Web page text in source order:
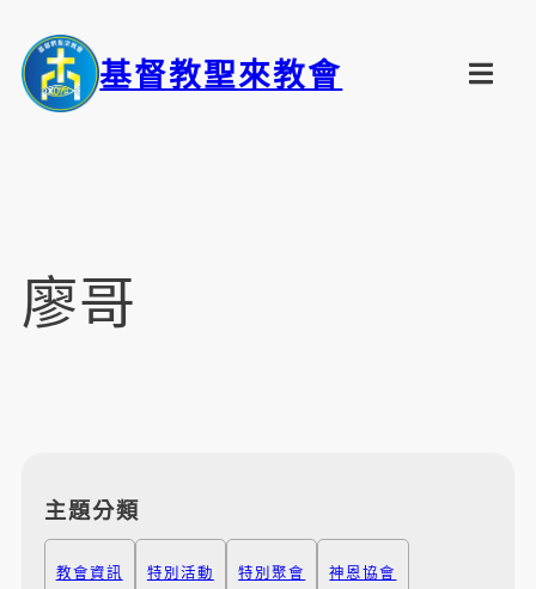
基督教聖來教會
廖哥
主題分類
教會資訊 特別活動 特別聚會 神恩協會